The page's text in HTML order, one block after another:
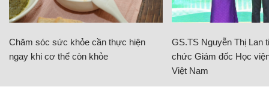
Chăm sóc sức khỏe cần thực hiện
ngay khi cơ thể còn khỏe
GS.TS Nguyễn Thị Lan
chức Giám đốc Học
Việt Nam